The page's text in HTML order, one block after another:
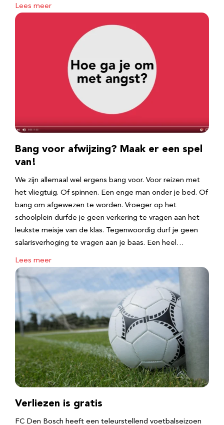
Lees meer
Bang voor afwijzing? Maak er een spel
van!
We zijn allemaal wel ergens bang voor. Voor reizen met
het vliegtuig. Of spinnen. Een enge man onder je bed. Of
bang om afgewezen te worden. Vroeger op het
schoolplein durfde je geen verkering te vragen aan het
leukste meisje van de klas. Tegenwoordig durf je geen
salarisverhoging te vragen aan je baas. Een heel…
Lees meer
Verliezen is gratis
FC Den Bosch heeft een teleurstellend voetbalseizoen